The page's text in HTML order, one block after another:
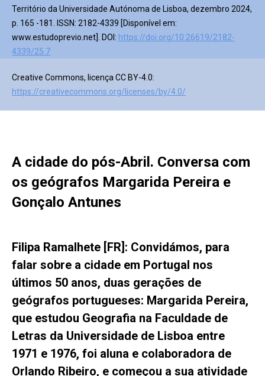
Território da Universidade Autónoma de Lisboa, dezembro 2024,
p. 165 -181. ISSN: 2182-4339 [Disponível em:
www.estudoprevio.net]. DOI: https://doi.org/10.26619/2182-
4339/25.7
Creative Commons, licença CC BY-4.0:
https://creativecommons.org/licenses/by/4.0/
A cidade do pós-Abril. Conversa com
os geógrafos Margarida Pereira e
Gonçalo Antunes
Filipa Ramalhete [FR]: Convidámos, para
falar sobre a cidade em Portugal nos
últimos 50 anos, duas gerações de
geógrafos portugueses: Margarida Pereira,
que estudou Geografia na Faculdade de
Letras da Universidade de Lisboa entre
1971 e 1976, foi aluna e colaboradora de
Orlando Ribeiro, e começou a sua atividade